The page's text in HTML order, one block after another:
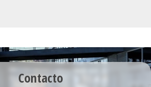
Contacto